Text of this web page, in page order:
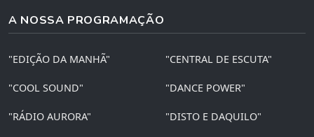
A NOSSA PROGRAMAÇÃO
"EDIÇÃO DA MANHÃ" "CENTRAL DE ESCUTA"
"COOL SOUND" "DANCE POWER"
"RÁDIO AURORA" "DISTO E DAQUILO"